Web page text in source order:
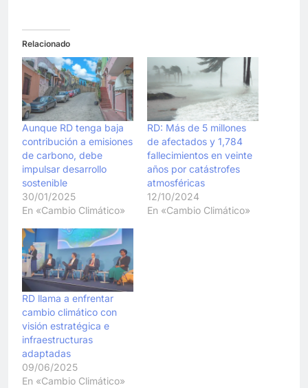
Relacionado
Aunque RD tenga baja
contribución a emisiones
de carbono, debe
impulsar desarrollo
sostenible
30/01/2025
En «Cambio Climático»
RD: Más de 5 millones
de afectados y 1,784
fallecimientos en veinte
años por catástrofes
atmosféricas
12/10/2024
En «Cambio Climático»
RD llama a enfrentar
cambio climático con
visión estratégica e
infraestructuras
adaptadas
09/06/2025
En «Cambio Climático»